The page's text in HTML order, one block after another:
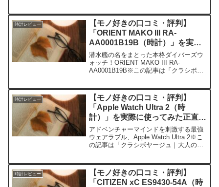
編集部が紹介したいのが「D...
時計レビュー
【モノ好きの口コミ・評判】
「ORIENT MAKO III RA-
AA0001B19B（時計）」を実際
に使ってみた正直感想
潜水艦の名をまとった本格ダイバーズウ
ォッチ！ORIENT MAKO III RA-
AA0001B19B※この記事は「クラシボヤ
サービスへの口コミ今日、編集部が紹介
したい...
時計レビュー
【モノ好きの口コミ・評判】
「Apple Watch Ultra 2（時
計）」を実際に使ってみた正直感
想
アドベンチャーマインドを刺激する最強
ウェアラブル、Apple Watch Ultra 2※こ
の記事は「クラシボヤージュ｜大人の持
ミ今日、編集部が紹介したいのが
「Appl...
時計レビュー
【モノ好きの口コミ・評判】
「CITIZEN xC ES9430-54A（時